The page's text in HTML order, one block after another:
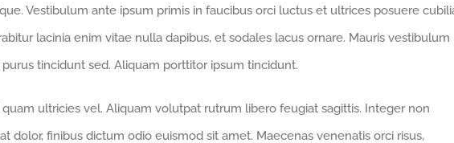
Vestibulum ante ipsum primis in faucibus orci luctus et ultrices posuere
lacinia enim vitae nulla dapibus, et sodales lacus ornare. Mauris vestibulum
tincidunt sed. Aliquam porttitor ipsum tincidunt.
ultricies vel. Aliquam volutpat rutrum libero feugiat sagittis. Integer non
dolor, finibus dictum odio euismod sit amet. Maecenas venenatis orci risus,